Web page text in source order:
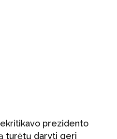
prezidento
turėtų daryti geri